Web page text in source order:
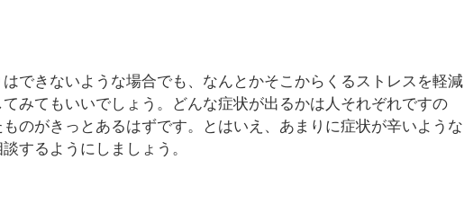
できないような場合でも、なんとかそこからくるストレスを軽減
みてもいいでしょう。どんな症状が出るかは人それぞれですの
のがきっとあるはずです。とはいえ、あまりに症状が辛いような
するようにしましょう。